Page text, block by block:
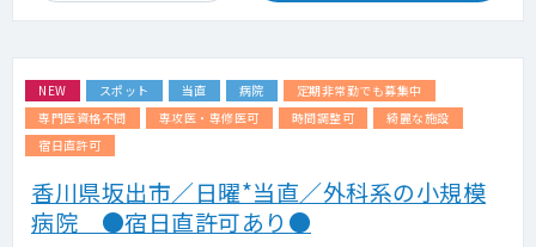
NEW スポット 当直 病院
定期非常勤でも募集中
専門医資格不問
専攻医・専修医可 時間調整可
綺麗な施設
宿日直許可
香川県坂出市／日曜*当直／外科系の小規模
病院 ●宿日直許可あり●